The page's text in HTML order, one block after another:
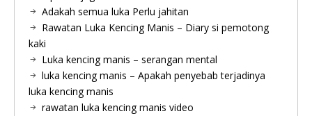
Adakah semua luka Perlu jahitan
Rawatan Luka Kencing Manis – Diary si pemotong
kaki
Luka kencing manis – serangan mental
luka kencing manis – Apakah penyebab terjadinya
luka kencing manis
rawatan luka kencing manis video